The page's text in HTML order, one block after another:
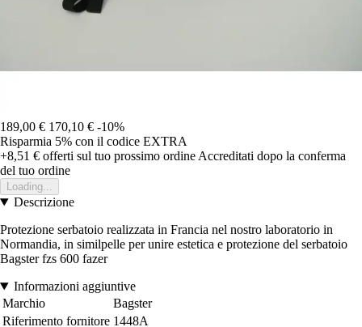
189,00 € 170,10 € -10%
Risparmia 5% con il codice EXTRA
+8,51 € offerti sul tuo prossimo ordine Accreditati dopo la conferma
del tuo ordine
Loading...
Descrizione
Protezione serbatoio realizzata in Francia nel nostro laboratorio in
Normandia, in similpelle per unire estetica e protezione del serbatoio
Bagster fzs 600 fazer
Informazioni aggiuntive
Marchio
Bagster
Riferimento fornitore 1448A